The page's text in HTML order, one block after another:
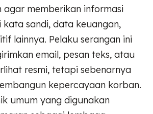
agar memberikan informasi
sandi, data keuangan,
lainnya. Pelaku serangan ini
email, pesan teks, atau
resmi, tetapi sebenarnya
kepercayaan korban.
umum yang digunakan